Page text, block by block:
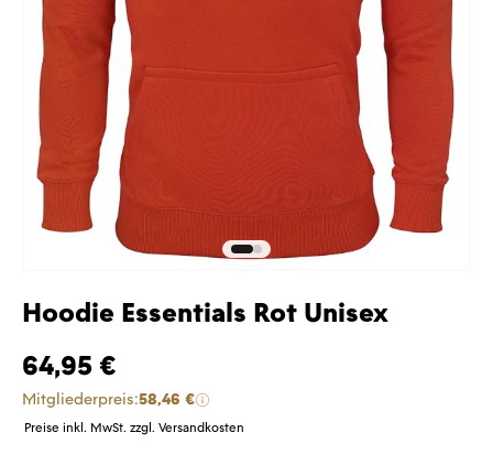
Hoodie Essentials Rot Unisex
64,95 €
Mitgliederpreis:58,46 €
Preise inkl. MwSt. zzgl. Versandkosten